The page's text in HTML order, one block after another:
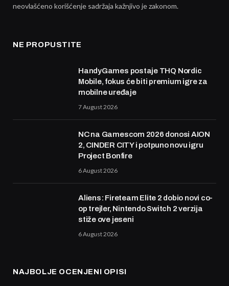
neovlašćeno korišćenje sadržaja kažnjivo je zakonom.
NE PROPUSTITE
HandyGames postaje THQ Nordic
Mobile, fokus će biti premium igre za
mobilne uređaje
7 August 2026
NC na Gamescom 2026 donosi AION
2, CINDER CITY i potpuno novu igru
Project Bonfire
6 August 2026
Aliens: Fireteam Elite 2 dobio novi co-
op trejler, Nintendo Switch 2 verzija
stiže ove jeseni
6 August 2026
NAJBOLJE OCENJENI OPISI